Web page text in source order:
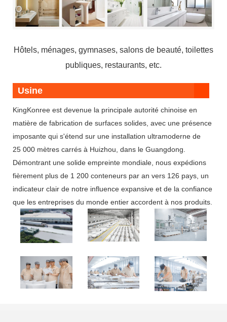
Hôtels, ménages, gymnases, salons de beauté, toilettes
publiques, restaurants, etc.
Usine
KingKonree est devenue la principale autorité chinoise en
matière de fabrication de surfaces solides, avec une présence
imposante qui s'étend sur une installation ultramoderne de
25 000 mètres carrés à Huizhou, dans le Guangdong.
Démontrant une solide empreinte mondiale, nous expédions
fièrement plus de 1 200 conteneurs par an vers 126 pays, un
indicateur clair de notre influence expansive et de la confiance
que les entreprises du monde entier accordent à nos produits.